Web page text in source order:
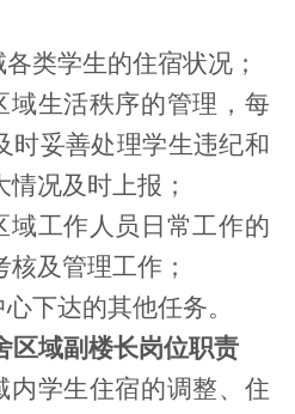
类学生的住宿状况；
域生活秩序的管理，每
时妥善处理学生违纪和
况及时上报；
域工作人员日常工作的
及管理工作；
下达的其他任务。
区域副楼长岗位职责
内学生住宿的调整、住